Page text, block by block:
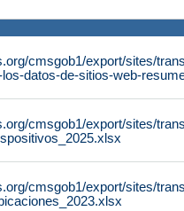
cmsgob1/export/sites/
datos-de-sitios-web-
cmsgob1/export/sites/
cmsgob1/export/sites/